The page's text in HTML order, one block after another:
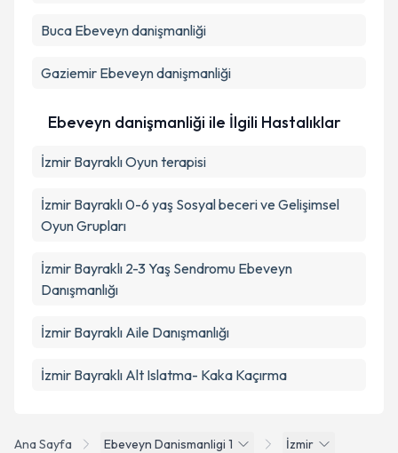
Ana Sayfa Ebeveyn Danismanligi 1
İzmir
Buca Ebeveyn danişmanliği
Gaziemir Ebeveyn danişmanliği
Ebeveyn danişmanliği ile İlgili Hastalıklar
İzmir Bayraklı Oyun terapisi
İzmir Bayraklı 0-6 yaş Sosyal beceri ve Gelişimsel
Oyun Grupları
İzmir Bayraklı 2-3 Yaş Sendromu Ebeveyn
Danışmanlığı
İzmir Bayraklı Aile Danışmanlığı
İzmir Bayraklı Alt Islatma- Kaka Kaçırma